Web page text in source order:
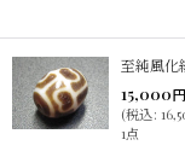
至純風化
15,000円
(税込:
1点